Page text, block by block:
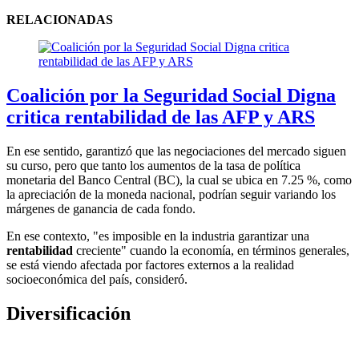
RELACIONADAS
Coalición por la Seguridad Social Digna
critica rentabilidad de las AFP y ARS
En ese sentido, garantizó que las negociaciones del mercado siguen
su curso, pero que tanto los aumentos de la tasa de política
monetaria del Banco Central (BC), la cual se ubica en 7.25 %, como
la apreciación de la moneda nacional, podrían seguir variando los
márgenes de ganancia de cada fondo.
En ese contexto, "es imposible en la industria garantizar una
rentabilidad creciente" cuando la economía, en términos generales,
se está viendo afectada por factores externos a la realidad
socioeconómica del país, consideró.
Diversificación